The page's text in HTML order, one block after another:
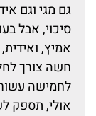
גם מגי וגם
סיכוי, אבל
אמיץ,
חשה צורך
לחמישה
אולי, תספק